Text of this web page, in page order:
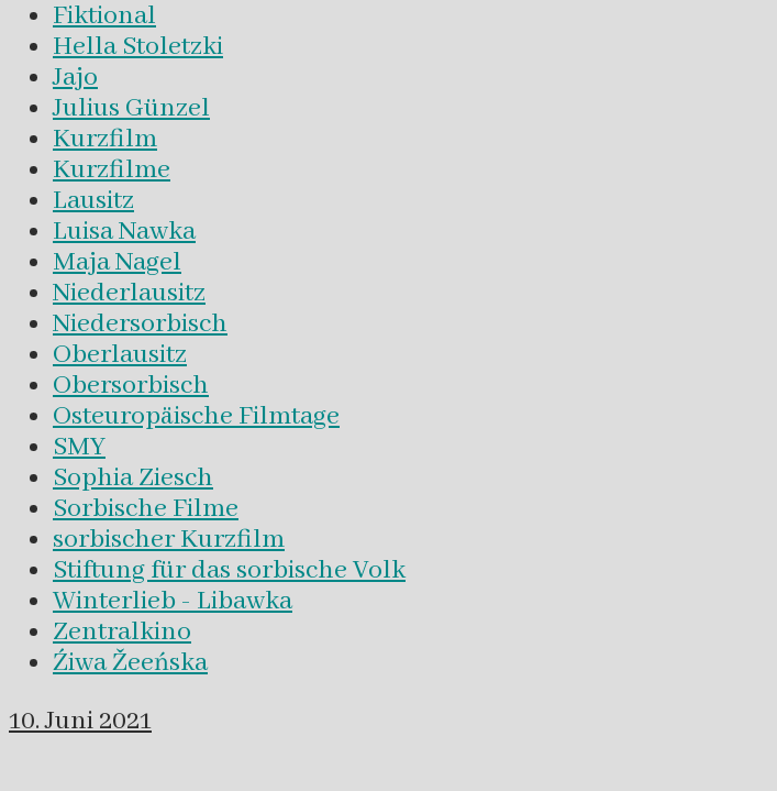
Fiktional
Hella Stoletzki
Jajo
Julius Günzel
Kurzfilm
Kurzfilme
Lausitz
Luisa Nawka
Maja Nagel
Niederlausitz
Niedersorbisch
Oberlausitz
Obersorbisch
Osteuropäische Filmtage
SMY
Sophia Ziesch
Sorbische Filme
sorbischer Kurzfilm
Stiftung für das sorbische Volk
Winterlieb - Libawka
Zentralkino
Źiwa Žeeńska
10. Juni 2021